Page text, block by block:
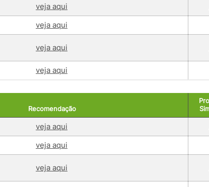
veja aqui
veja aqui
veja aqui
veja aqui
Recomendação
veja aqui
veja aqui
veja aqui